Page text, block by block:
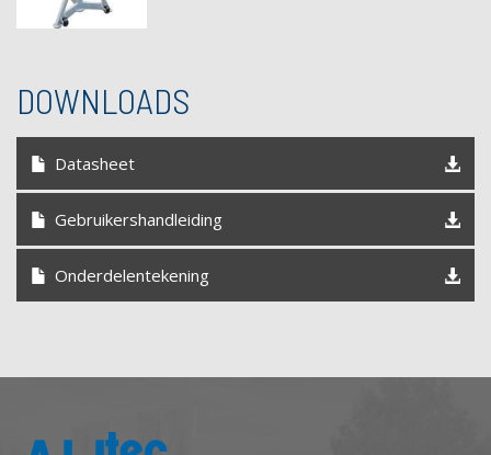
DOWNLOADS
Datasheet
Gebruikershandleiding
Onderdelentekening